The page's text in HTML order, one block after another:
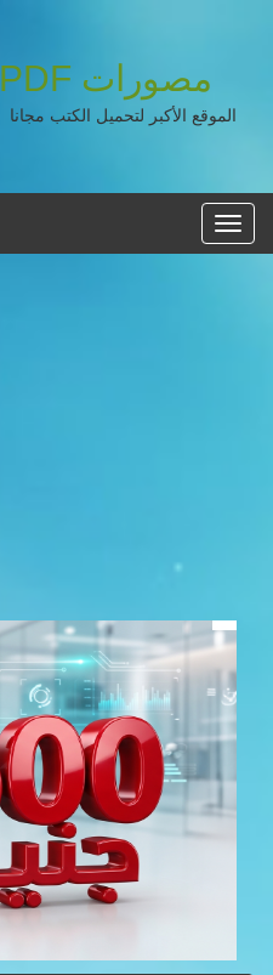
مصورات PDF
الموقع الأكبر لتحميل الكتب مجانا
القائمه
الرئيسية